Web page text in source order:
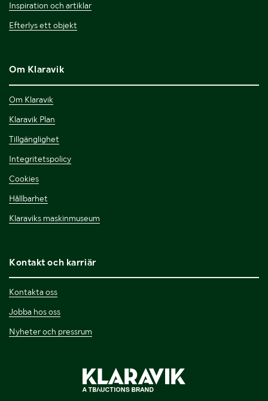
Inspiration och artiklar
Efterlys ett objekt
Om Klaravik
Om Klaravik
Klaravik Plan
Tillgänglighet
Integritetspolicy
Cookies
Hållbarhet
Klaraviks maskinmuseum
Kontakt och karriär
Kontakta oss
Jobba hos oss
Nyheter och pressrum